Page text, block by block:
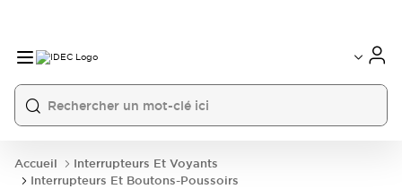
Accueil
Interrupteurs Et Voyants
Interrupteurs Et Boutons-Poussoirs